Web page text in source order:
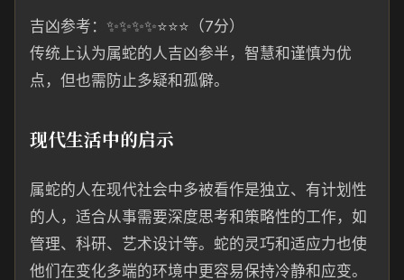
吉凶参考：✨✨✨✨⭐⭐⭐（7分）
传统上认为属蛇的人吉凶参半，智慧和谨慎为优
点，但也需防止多疑和孤僻。
现代生活中的启示
属蛇的人在现代社会中多被看作是独立、有计划性
的人，适合从事需要深度思考和策略性的工作，如
管理、科研、艺术设计等。蛇的灵巧和适应力也使
他们在变化多端的环境中更容易保持冷静和应变。